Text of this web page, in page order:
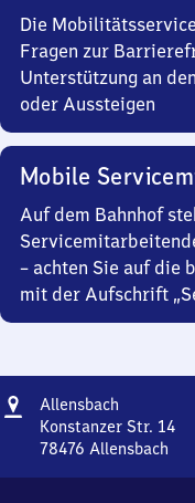
Die
Fragen zur
Unterstützung an
oder Aussteigen
Mobile
Auf dem Bahnhof
– achten Sie auf die
mit der Aufschrift
Adresse
Allensbach
Konstanzer Str. 14
78476 Allensbach